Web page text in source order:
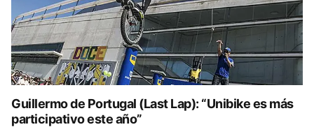
Guillermo de Portugal (Last Lap): “Unibike es más
participativo este año”